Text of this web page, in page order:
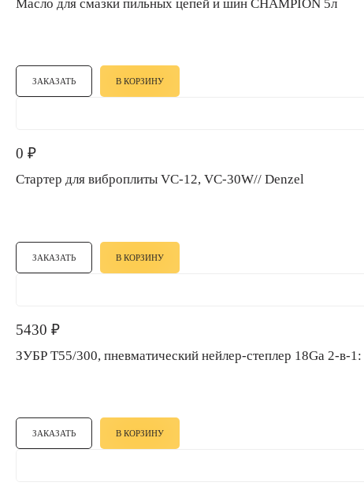
Масло для смазки пильных цепей и шин CHAMPION 5л
ЗАКАЗАТЬ В КОРЗИНУ
0 ₽
Стартер для виброплиты VC-12, VC-30W// Denzel
ЗАКАЗАТЬ В КОРЗИНУ
5430 ₽
ЗАКАЗАТЬ В КОРЗИНУ